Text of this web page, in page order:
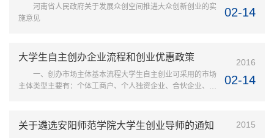
九届八次会议对促进高校就业创业工作的新要求，围绕河南三
大战略的实施，坚持政府...
河南省人民政府关于发展众创空间推进大众创新创业的实
施意见
02-14
大学生自主创办企业流程和创业优惠政策
一、创办市场主体基本流程大学生自主创业可采用的市场
主体类型主要有：个体工商户、个人独资企业、合伙企业、农
的材料：（1）经营者签署的个体工商户注册登记申请书；
（2）委托代理人办理的，还应当提交经营者签署的《委托代
2016
02-14
关于遴选安阳师范学院大学生创业导师的通知 2015